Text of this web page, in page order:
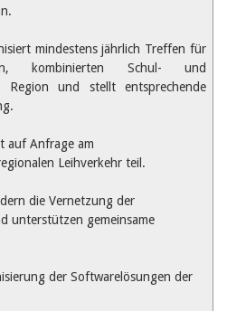
mindestens jährlich Treffen für
kombinierten Schul- und
Region und stellt entsprechende
auf Anfrage am
Leihverkehr teil.
die Vernetzung der
unterstützen gemeinsame
der Softwarelösungen der